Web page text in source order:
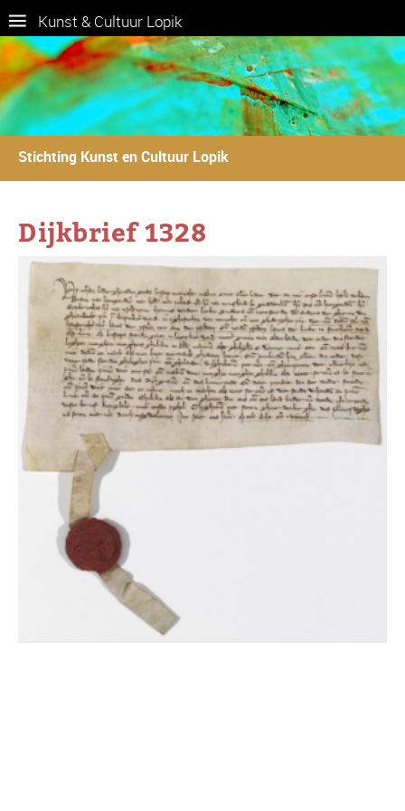
Kunst & Cultuur Lopik
Stichting Kunst en Cultuur Lopik
Dijkbrief 1328